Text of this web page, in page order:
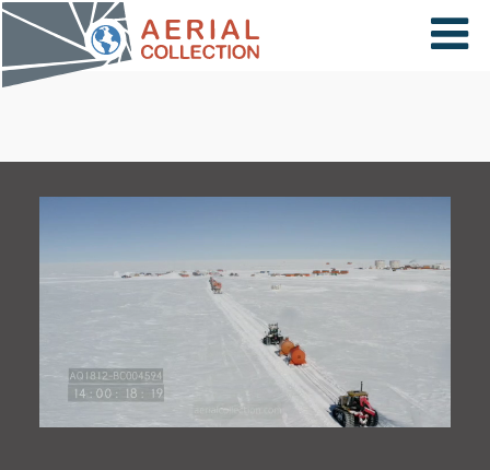
×
PAYS
CARTE
COLLECTIONS